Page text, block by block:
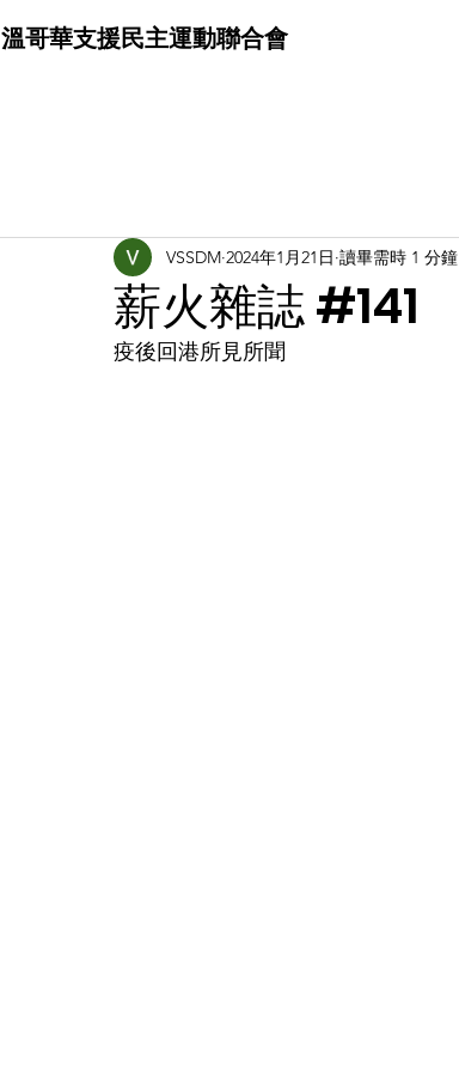
溫哥華支援民主運動聯合會
薪火雜誌 #141
VSSDM 2024年1月21日 讀畢需時 1 分鐘
疫後回港所見所聞